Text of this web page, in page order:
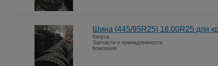
Шина (445/95R25) 16.00R25 для
Калуга
Запчасти и принадлежности
Компания